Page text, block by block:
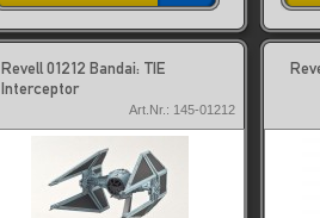
Revell 01212 Bandai: TIE
Interceptor
Art.Nr.: 145-01212